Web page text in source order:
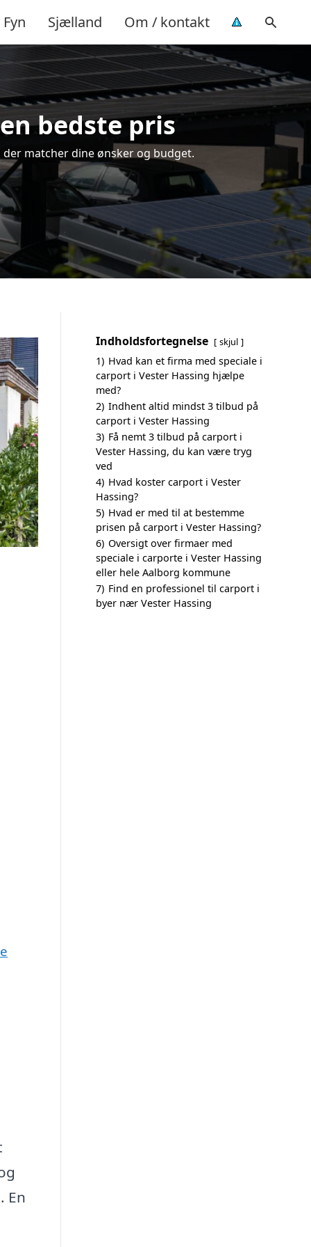
Fyn Sjælland Om / kontakt
bedste pris
matcher dine ønsker og budget.
En
Indholdsfortegnelse skjul
1) Hvad kan et firma med speciale i
carport i Vester Hassing hjælpe
med?
2) Indhent altid mindst 3 tilbud på
carport i Vester Hassing
3) Få nemt 3 tilbud på carport i
Vester Hassing, du kan være tryg
ved
4) Hvad koster carport i Vester
Hassing?
5) Hvad er med til at bestemme
prisen på carport i Vester Hassing?
6) Oversigt over firmaer med
speciale i carporte i Vester Hassing
eller hele Aalborg kommune
7) Find en professionel til carport i
byer nær Vester Hassing